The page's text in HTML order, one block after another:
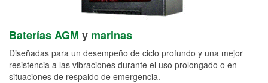
Baterías AGM y marinas
Diseñadas para un desempeño de ciclo profundo y una mejor
resistencia a las vibraciones durante el uso prolongado o en
situaciones de respaldo de emergencia.